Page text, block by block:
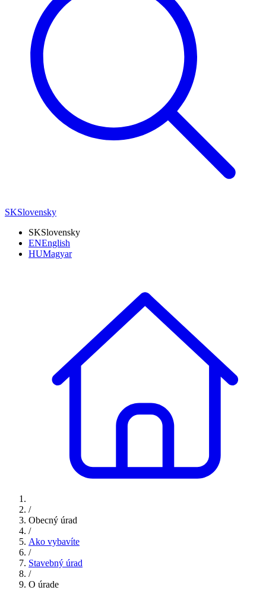
SKSlovensky
SKSlovensky
ENEnglish
HUMagyar
/
Obecný úrad
/
Ako vybavíte
/
Stavebný úrad
/
O úrade